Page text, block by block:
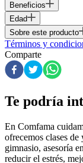
Beneficios
Edad
Sobre este producto
Términos y
Comparte
Te podría
En Comfama
ofrecemos clases de
gimnasio, asesoría
reducir el estrés,